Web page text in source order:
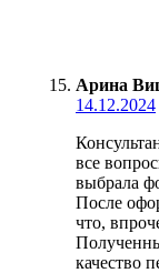
Арина
14.12.2024
все
выбрала
После
что,
качество